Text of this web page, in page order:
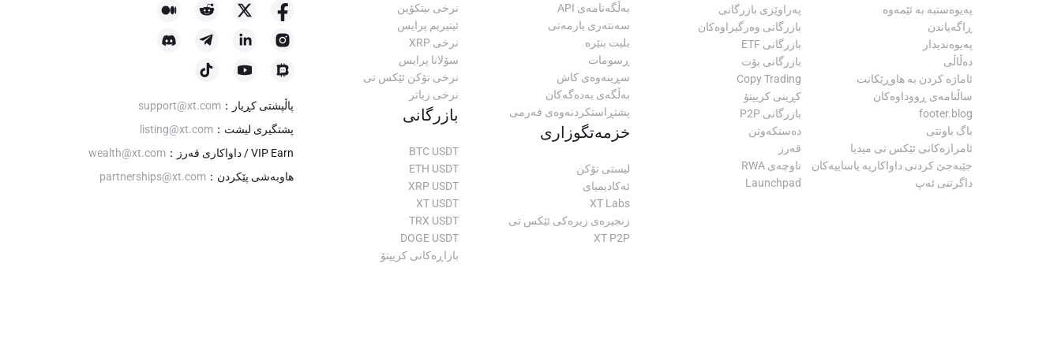
پەیوەستبە بە ئێمەوە
ڕاگەیاندن
پەیوەندیدار
دەڵاڵی
ئاماژە کردن بە هاوڕێکانت
ساڵنامەی ڕووداوەکان
footer.blog
باگ باونتی
ئامرازەکانی ئێکس تی میدیا
جێبەجێ کردنی داواکاریە یاساییەکان
داگرتنی ئەپ
پەراوێزی بازرگانی
بازرگانی وەرگیراوەکان
بازرگانی ETF
بازرگانی بۆت
Copy Trading
کڕینی کریپتۆ
بازرگانی P2P
دەستکەوتن
قەرز
ناوچەی RWA
Launchpad
بەڵگەنامەی API
سەنتەری یارمەتی
بلیت بنێرە
ڕسومات
سڕینەوەی کاش
بەڵگەی یەدەگەکان
پشتڕاستکردنەوەی فەرمی
خزمەتگوزاری
لیستی تۆکن
ئەکادیمیای
XT Labs
زنجیرەی زیرەکی ئێکس تی
XT P2P
نرخی بیتکۆین
ئیتیریم پرایس
نرخی XRP
سۆلانا پرایس
نرخی تۆکن ئێکس تی
نرخی زیاتر
بازرگانی
BTC USDT
ETH USDT
XRP USDT
XT USDT
TRX USDT
DOGE USDT
بازاڕەکانی کریپتۆ
پاڵپشتی کڕیار ：
support@xt.com
پشتگیری لیشت ：
listing@xt.com
VIP Earn / داواکاری قەرز
：
wealth@xt.com
هاوبەشی پێکردن ：
partnerships@xt.com